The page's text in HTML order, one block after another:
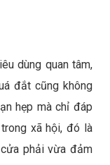
dùng quan tâm,
đắt cũng không
hẹp mà chỉ đáp
xã hội, đó là
phải vừa đảm